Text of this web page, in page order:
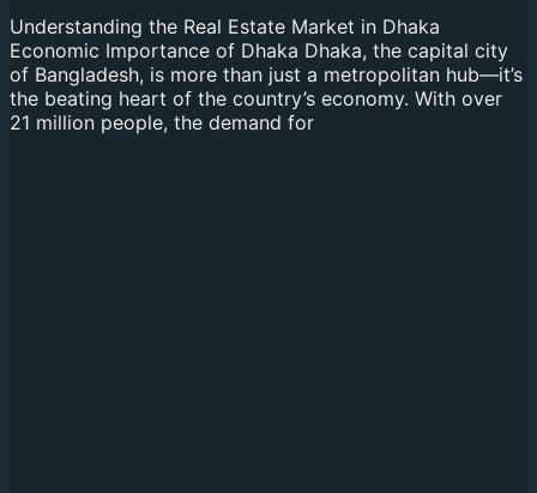
Understanding the Real Estate Market in Dhaka
Economic Importance of Dhaka Dhaka, the capital city
of Bangladesh, is more than just a metropolitan hub—it’s
the beating heart of the country’s economy. With over
21 million people, the demand for